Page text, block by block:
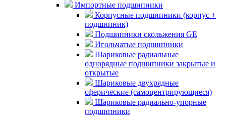
Импортные подшипники
Корпусные подшипники (корпус +
подшипник)
Подшипники скольжения GE
Игольчатые подшипники
Шариковые радиальные
однорядные подшипники закрытые и
открытые
Шариковые двухрядные
сферические (самоцентрирующиеся)
Шариковые радиально-упорные
подшипники